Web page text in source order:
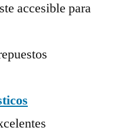
accesible para